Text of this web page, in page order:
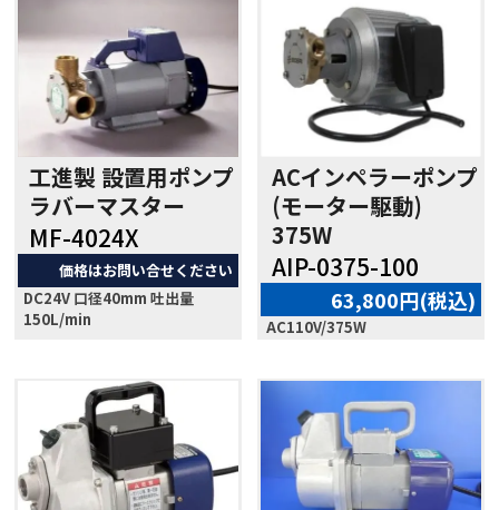
工進製 設置用ポンプ
ラバーマスター
MF-4024X
価格はお問い合せください
DC24V 口径40mm 吐出量
150L/min
ACインペラーポンプ
(モーター駆動)
375W
AIP-0375-100
63,800円(税込)
AC110V/375W